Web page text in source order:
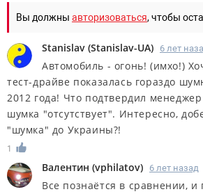
Вы должны авторизоваться, чтобы
Stanislav (Stanislav-UA) 6 лет
Автомобиль - огонь! (имхо!)
тест-драйве показалась гораздо
2012 года! Что подтвердил
шумка "отсутствует". Интересно,
"шумка" до Украины?!
1
Валентин (vphilatov) 6 лет назад
Все познаётся в сравнении, и